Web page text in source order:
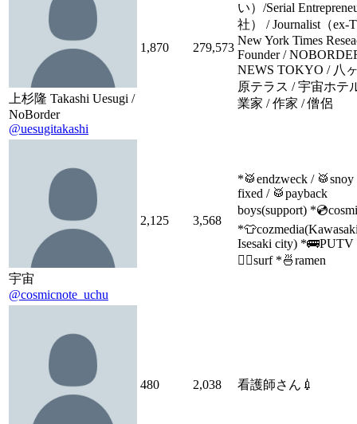
上杉隆 Takashi Uesugi /
NoBorder
@uesugitakashi
1,870 279,573
い）/Serial
社） / Journalist（ex-
New York Times
Founder /
NEWS TOKYO / 八
原テラス / 宇宙ホテ
業家 / 作家 / 僧侶
宇宙
@cosmicnote_uchu
2,125 3,568
*🥁endzweck / 🥁snoy
fixed / 🥁payback
boys(support)
Isesaki city)
🏄‍♂️surf *🍜ramen
480 2,038 看護師さん💉